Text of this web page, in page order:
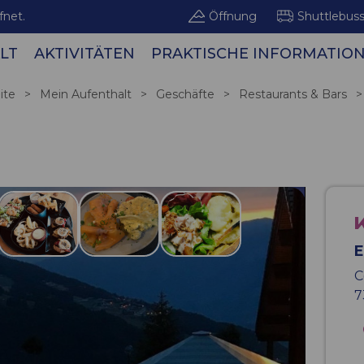
Öffnung
AKTIVITÄTEN PRAKTISCHE
> Mein Aufenthalt > Geschäfte > Restaurants & Bars >